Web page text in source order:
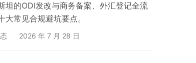
坦的ODI发改与商务备案、外汇登记全流
常见合规避坑要点。
2026 年 7 月 28 日